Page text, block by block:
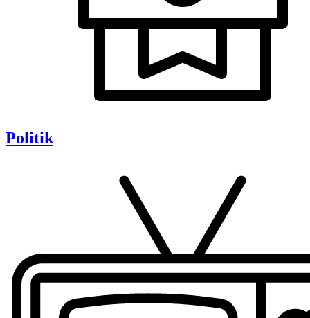
Politik